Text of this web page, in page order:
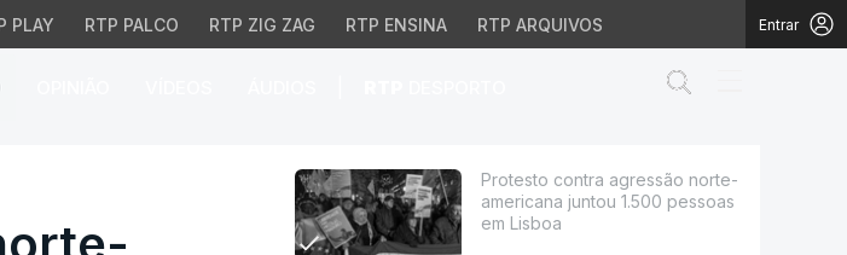
PLAY RTP PALCO RTP ZIG ZAG RTP ENSINA RTP ARQUIVOS Entrar
americana juntou 1.500 pessoas
Protesto contra agressão norte-
americana juntou 1.500 pessoas
em Lisboa